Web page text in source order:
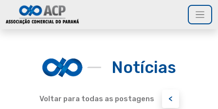
Notícias
Voltar para todas as postagens <